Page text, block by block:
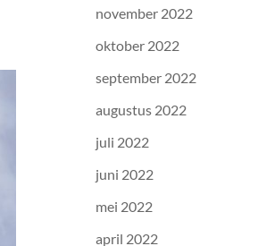
november 2022
oktober 2022
september 2022
augustus 2022
juli 2022
juni 2022
mei 2022
april 2022